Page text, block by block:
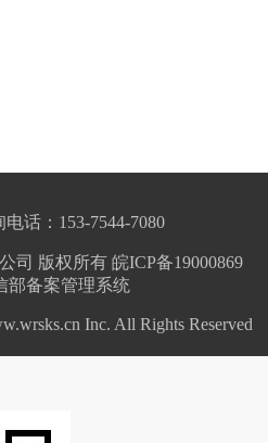
话：153-7544-7080
司 版权所有 皖ICP备19000869
部备案管理系统
Inc. All Rights Reserved